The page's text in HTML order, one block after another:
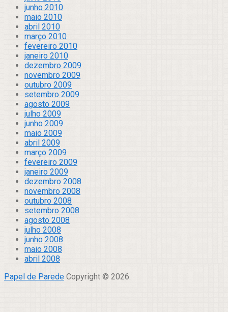
junho 2010
maio 2010
abril 2010
março 2010
fevereiro 2010
janeiro 2010
dezembro 2009
novembro 2009
outubro 2009
setembro 2009
agosto 2009
julho 2009
junho 2009
maio 2009
abril 2009
março 2009
fevereiro 2009
janeiro 2009
dezembro 2008
novembro 2008
outubro 2008
setembro 2008
agosto 2008
julho 2008
junho 2008
maio 2008
abril 2008
Papel de Parede Copyright © 2026.